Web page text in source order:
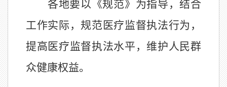
各地要以《规范》为指导，结合
工作实际，规范医疗监督执法行为，
提高医疗监督执法水平，维护人民群
众健康权益。